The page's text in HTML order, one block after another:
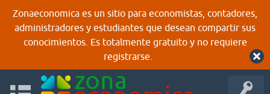
Zonaeconomica es un sitio para economistas, contadores,
administradores y estudiantes que desean compartir sus
conocimientos. Es totalmente gratuito y no requiere
registrarse.